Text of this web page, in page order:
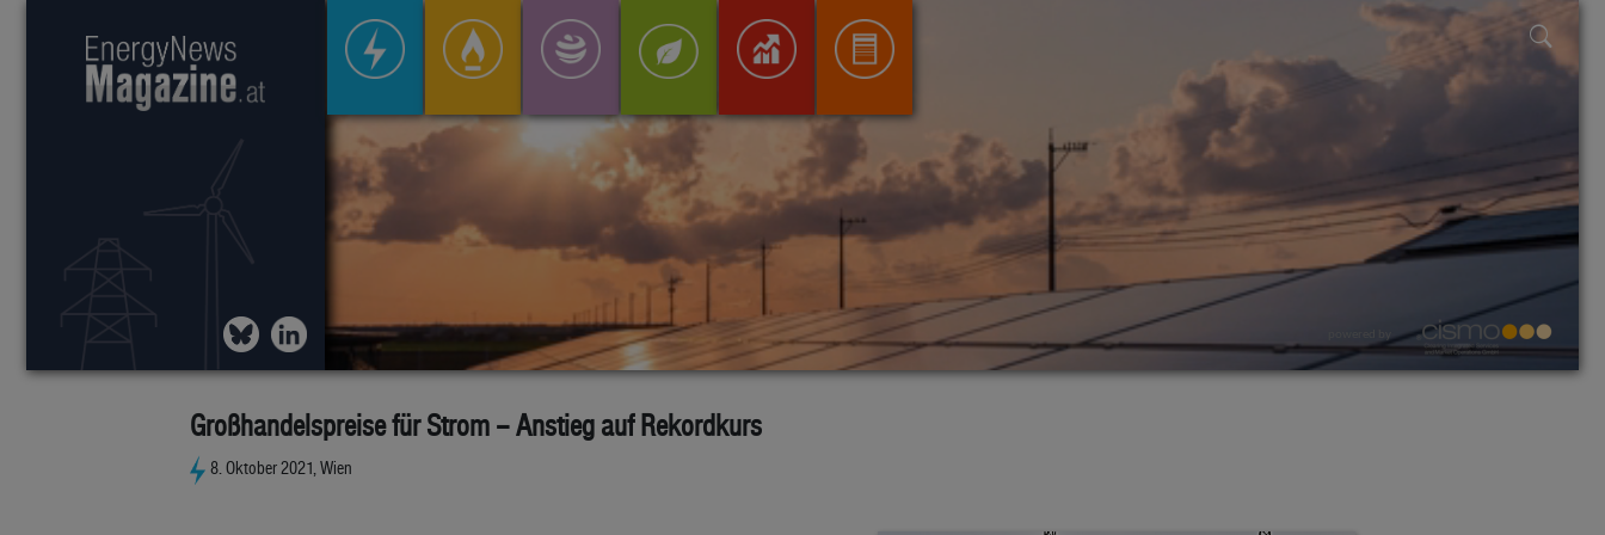
Großhandelspreise für Strom – Anstieg auf Rekordkurs
8. Oktober 2021, Wien